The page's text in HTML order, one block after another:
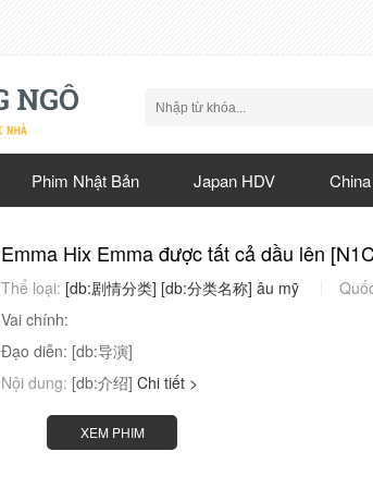
Phim Nhật Bản Japan HDV
Emma Hix Emma được tất cả dầu lên
Thể loại: [db:剧情分类] [db:分类名称] âu mỹ
Vai chính:
Đạo diễn: [db:导演]
Nội dung: [db:介绍] Chi tiết >
XEM PHIM